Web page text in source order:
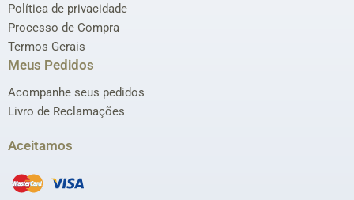
Política de privacidade
Processo de Compra
Termos Gerais
Meus Pedidos
Acompanhe seus pedidos
Livro de Reclamações
Aceitamos